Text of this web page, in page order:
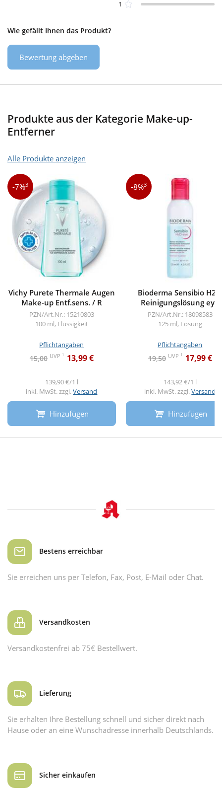
1
Wie gefällt Ihnen das Produkt?
Bewertung abgeben
Produkte aus der Kategorie Make-up-
Entferner
Alle Produkte anzeigen
-7%3
Vichy Purete Thermale Augen
Make-up Entf.sens. / R
PZN/Art.Nr.: 15210803
100 ml, Flüssigkeit
Pflichtangaben
15,00 UVP 1 13,99 €
139,90 €/1 l
inkl. MwSt. zzgl.Versand
Hinzufügen
-8%3
Bioderma Sensibio H2O
Reinigungslösung eye
PZN/Art.Nr.: 18098583
125 ml, Lösung
Pflichtangaben
19,50 UVP 1 17,99 €
143,92 €/1 l
inkl. MwSt. zzgl.Versand
Hinzufügen
Bestens erreichbar
Sie erreichen uns per Telefon, Fax, Post, E-Mail oder Chat.
Versandkosten
Versandkostenfrei ab 75€ Bestellwert.
Lieferung
Sie erhalten Ihre Bestellung schnell und sicher direkt nach
Hause oder an eine Wunschadresse innerhalb Deutschlands.
Sicher einkaufen